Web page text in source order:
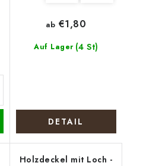
Auf Lager (4 St)
ab €1,80
DETAIL
Holzdeckel mit Loch -